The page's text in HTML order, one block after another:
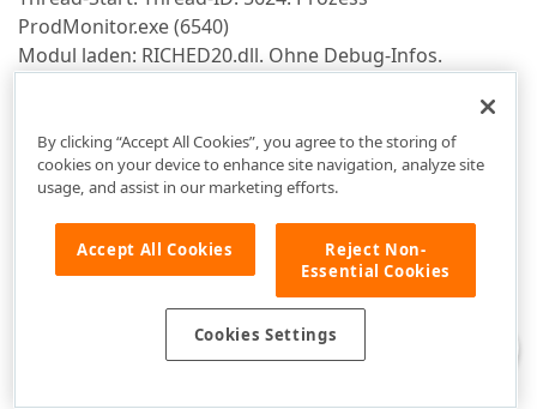
ProdMonitor.exe (6540)
Modul laden: RICHED20.dll. Ohne Debug-Infos.
Modul laden: gdiplus.dll. Ohne Debug-Infos.
Basisadresse: $72460000. Prozess ProdMonitor.exe
(6540)
Modul laden: MSIMG32.dll. Ohne Debug-Infos.
Basisadresse: $752D0000. Prozess ProdMonitor.exe
Thread-Start: Thread-ID: 7272. Prozess
ProdMonitor.exe (6540)
Basisadresse: $75AA0000. Prozess ProdMonitor.exe
By clicking “Accept All Cookies”, you agree to the storing of
cookies on your device to enhance site navigation, analyze site
usage, and assist in our marketing efforts.
Accept All Cookies
Reject Non-
Essential Cookies
Cookies Settings